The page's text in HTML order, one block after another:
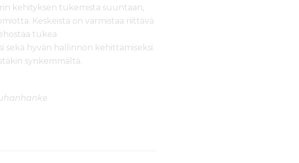
kehityksen tukemista suuntaan,
Keskeistä on varmistaa riittävä
tukea
hyvän hallinnon kehittämiseksi.
synkemmältä.